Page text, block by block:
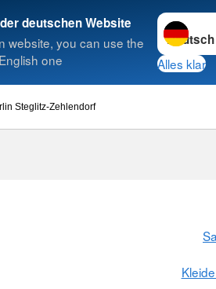
deutschen Website
website, you can use the
one
Sprache
Alles klar
Steglitz-Zehlendorf
Suche